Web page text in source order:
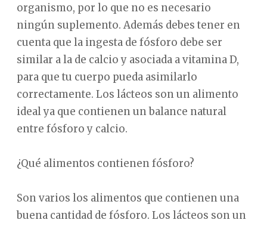
organismo, por lo que no es necesario
ningún suplemento. Además debes tener en
cuenta que la ingesta de fósforo debe ser
similar a la de calcio y asociada a vitamina D,
para que tu cuerpo pueda asimilarlo
correctamente. Los lácteos son un alimento
ideal ya que contienen un balance natural
entre fósforo y calcio.
¿Qué alimentos contienen fósforo?
Son varios los alimentos que contienen una
buena cantidad de fósforo. Los lácteos son un